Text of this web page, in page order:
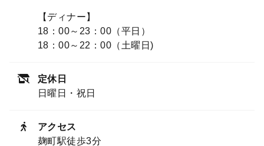
【ディナー】
18：00～23：00（平日）
18：00～22：00（土曜日)
定休日
日曜日・祝日
アクセス
麹町駅徒歩3分